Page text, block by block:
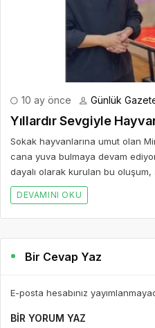
10 ay önce Günlük
Yıllardır Sevgiyle
Sokak hayvanlarına umut olan
cana yuva bulmaya devam
dayalı olarak kurulan bu
DEVAMINI OKU
Bir Cevap Yaz
E-posta hesabınız
BIR YORUM YAZ